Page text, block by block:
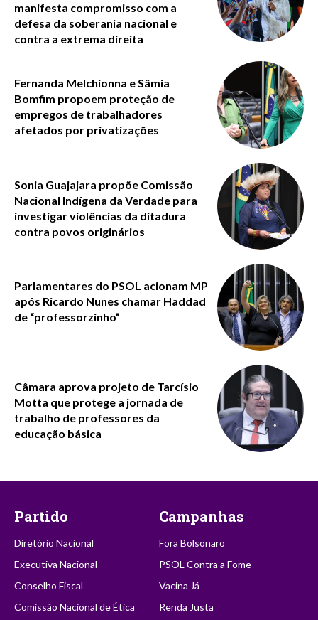
manifesta compromisso com a
defesa da soberania nacional e
contra a extrema direita
Fernanda Melchionna e Sâmia
Bomfim propoem proteção de
empregos de trabalhadores
afetados por privatizações
Sonia Guajajara propõe Comissão
Nacional Indígena da Verdade para
investigar violências da ditadura
contra povos originários
Parlamentares do PSOL acionam MP
após Ricardo Nunes chamar Haddad
de “professorzinho”
Câmara aprova projeto de Tarcísio
Motta que protege a jornada de
trabalho de professores da
educação básica
Partido
Diretório Nacional
Executiva Nacional
Conselho Fiscal
Comissão Nacional de Ética
Campanhas
Fora Bolsonaro
PSOL Contra a Fome
Vacina Já
Renda Justa